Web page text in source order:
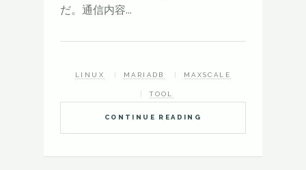
だ。通信内容...
CONTINUE READING
LINUX MARIADB MAXSCALE
TOOL